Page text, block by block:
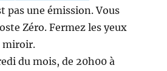
pas une émission. Vous
Zéro. Fermez les yeux
miroir.
du mois, de 20h00 à